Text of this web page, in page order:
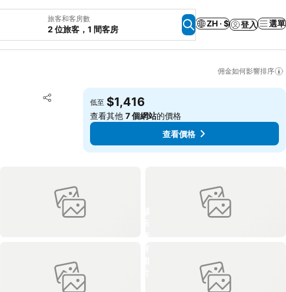
旅客和客房數
2 位旅客，1 間客房
ZH · $ 登入 選單
佣金如何影響排序
分享
加入我的最愛
低至 $1,416
查看其他7 個網站的價格
查看價格